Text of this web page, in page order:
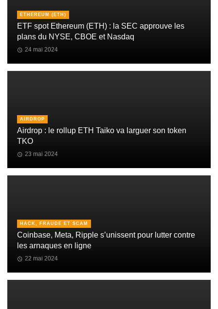
ETHEREUM (ETH)
ETF spot Ethereum (ETH) : la SEC approuve les
plans du NYSE, CBOE et Nasdaq
24 mai 2024
AIRDROP
Airdrop : le rollup ETH Taiko va larguer son token
TKO
23 mai 2024
HACK, FRAUDE ET SCAM
Coinbase, Meta, Ripple s’unissent pour lutter contre
les arnaques en ligne
22 mai 2024